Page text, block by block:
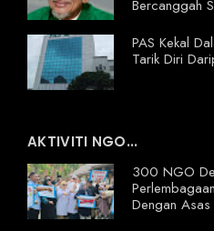
Bercanggah
PAS Kekal
Tarik Diri
AKTIVITI NGO...
300 NGO
Dengan